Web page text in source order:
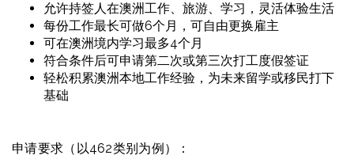
允许持签人在澳洲工作、旅游、学习，灵活体验生活
每份工作最长可做6个月，可自由更换雇主
可在澳洲境内学习最多4个月
符合条件后可申请第二次或第三次打工度假签证
轻松积累澳洲本地工作经验，为未来留学或移民打下
基础
申请要求（以462类别为例）：